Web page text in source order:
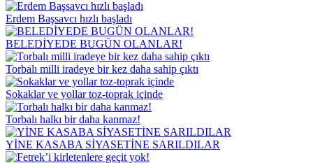
Erdem Başsavcı hızlı başladı
BELEDİYEDE BUGÜN OLANLAR!
Torbalı milli iradeye bir kez daha sahip çıktı
Sokaklar ve yollar toz-toprak içinde
Torbalı halkı bir daha kanmaz!
YİNE KASABA SİYASETİNE SARILDILAR